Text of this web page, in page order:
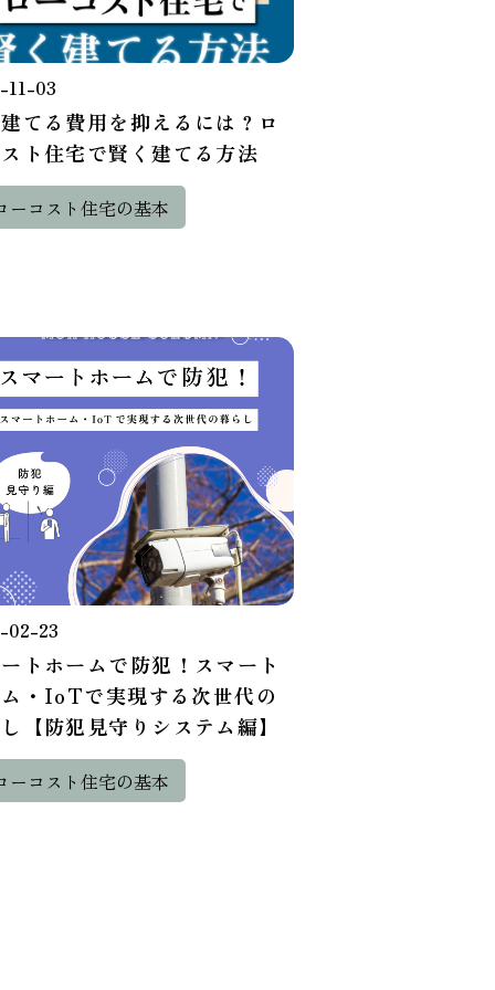
11-03
てる費用を抑えるには？ロ
ト住宅で賢く建てる方法
ーコスト住宅の基本
02-23
トホームで防犯！スマート
・IoTで実現する次世代の
【防犯見守りシステム編】
ーコスト住宅の基本